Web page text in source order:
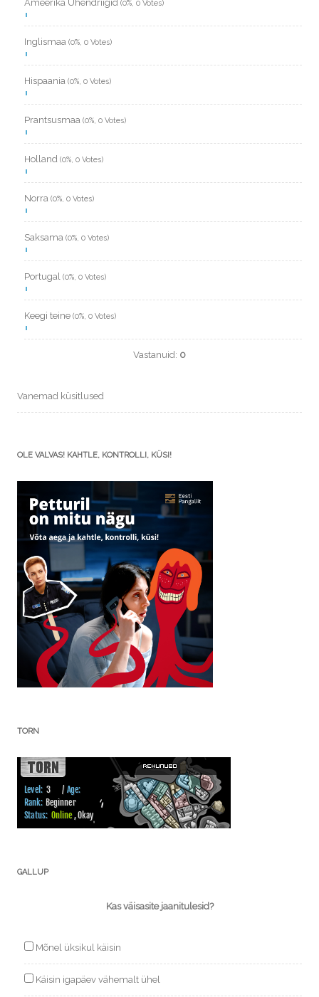
Ameerika Ühendriigid (0%, 0 Votes)
Inglismaa (0%, 0 Votes)
Hispaania (0%, 0 Votes)
Prantsusmaa (0%, 0 Votes)
Holland (0%, 0 Votes)
Norra (0%, 0 Votes)
Saksama (0%, 0 Votes)
Portugal (0%, 0 Votes)
Keegi teine (0%, 0 Votes)
Vastanuid: 0
Vanemad küsitlused
OLE VALVAS! KAHTLE, KONTROLLI, KÜSI!
TORN
GALLUP
Kas väisasite jaanitulesid?
Mõnel üksikul käisin
Käisin igapäev vähemalt ühel